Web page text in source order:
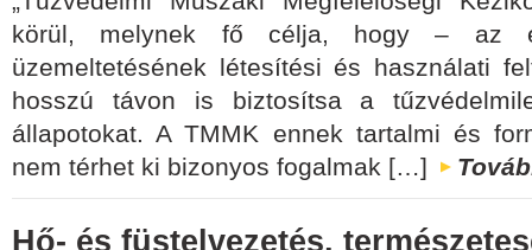
körül, melynek fő célja, hogy – az
üzemeltetésének létesítési és használati
hosszú távon is biztosítsa a
állapotokat. A TMMK ennek tartalmi és
nem térhet ki bizonyos fogalmak […]
Hő- és füstelvezetés,